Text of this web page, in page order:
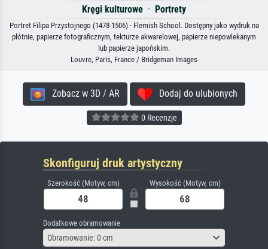
Kręgi kulturowe · Portrety
Portret Filipa Przystojnego (1478-1506) · Flemish School. Dostępny jako wydruk na
płótnie, papierze fotograficznym, tekturze akwarelowej, papierze niepowlekanym
lub papierze japońskim.
Louvre, Paris, France / Bridgeman Images
Zobacz w 3D / AR Dodaj do ulubionych
0 Recenzje
Skonfiguruj druk artystyczny
Szerokość (Motyw, cm) Wysokość (Motyw, cm)
Dodatkowe obramowanie
Obramowanie: 0 cm